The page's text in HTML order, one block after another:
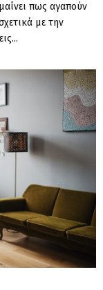
πως αγαπούν
με την